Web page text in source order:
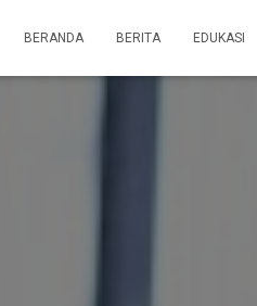
BERANDA BERITA EDUKASI